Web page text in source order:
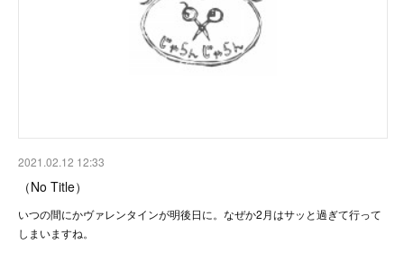
2021.02.12 12:33
（No Title）
いつの間にかヴァレンタインが明後日に。なぜか2月はサッと過ぎて行って
しまいますね。